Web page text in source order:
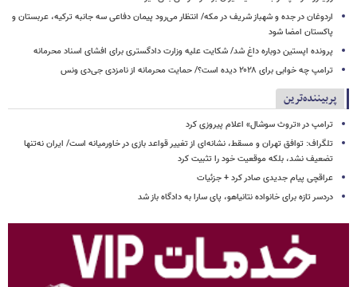
اردوغان در جده و شهباز شریف در مکه/ انتظار می‌رود پیمان دفاعی سه جانبه ترکیه، عربستان و
پاکستان امضا شود
پرونده اپستین دوباره داغ شد/ شکایت علیه وزارت دادگستری برای افشای اسناد محرمانه
ترامپ چه خوابی برای ۲۰۲۸ دیده است؟/ حمایت محرمانه از نامزدی جی‌دی ونس
پربیننده‌ترین
ترامپ در «تروث سوشال» اعلام پیروزی کرد
تلگراف: توافق تهران و مسقط، نشانه‌ای از تغییر قواعد بازی در خاورمیانه است/ ایران نه‌تنها
تضعیف نشد، بلکه موقعیت خود را تثبیت کرد
عراقچی پیام جدیدی صادر کرد + جزئیات
دردسر تازه برای خانواده نتانیاهو، پای سارا به دادگاه باز شد